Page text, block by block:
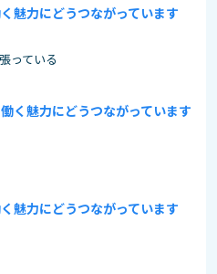
魅力にどうつながっています
っている
く魅力にどうつながっています
魅力にどうつながっています